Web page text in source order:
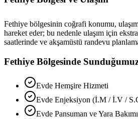
Fethiye bölgesinin coğrafi konumu,
hareket eder; bu nedenle ulaşım için
saatlerinde ve akşamüstü randevu
Fethiye Bölgesinde
Evde Hemşire Hizmeti
Evde Enjeksiyon (İ.M / İ.V /
Evde Pansuman ve Yara Bakımı